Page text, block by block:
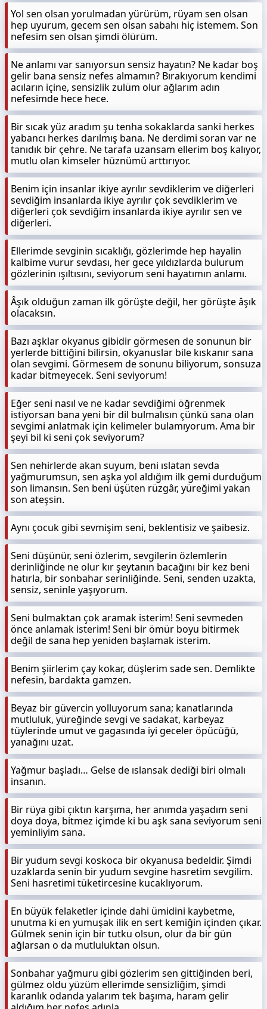
Yol sen olsan yorulmadan yürürüm, rüyam sen olsan
hep uyurum, gecem sen olsan sabahı hiç istemem. Son
nefesim sen olsan şimdi ölürüm.
Ne anlamı var sanıyorsun sensiz hayatın? Ne kadar boş
gelir bana sensiz nefes almamın? Bırakıyorum kendimi
acıların içine, sensizlik zulüm olur ağlarım adın
nefesimde hece hece.
Bir sıcak yüz aradım şu tenha sokaklarda sanki herkes
yabancı herkes darılmış bana. Ne derdimi soran var ne
tanıdık bir çehre. Ne tarafa uzansam ellerim boş kalıyor,
mutlu olan kimseler hüznümü arttırıyor.
Benim için insanlar ikiye ayrılır sevdiklerim ve diğerleri
sevdiğim insanlarda ikiye ayrılır çok sevdiklerim ve
diğerleri çok sevdiğim insanlarda ikiye ayrılır sen ve
diğerleri.
Ellerimde sevginin sıcaklığı, gözlerimde hep hayalin
kalbime vurur sevdası, her gece yıldızlarda bulurum
gözlerinin ışıltısını, seviyorum seni hayatımın anlamı.
Âşık olduğun zaman ilk görüşte değil, her görüşte âşık
olacaksın.
Bazı aşklar okyanus gibidir görmesen de sonunun bir
yerlerde bittiğini bilirsin, okyanuslar bile kıskanır sana
olan sevgimi. Görmesem de sonunu biliyorum, sonsuza
kadar bitmeyecek. Seni seviyorum!
Eğer seni nasıl ve ne kadar sevdiğimi öğrenmek
istiyorsan bana yeni bir dil bulmalısın çünkü sana olan
sevgimi anlatmak için kelimeler bulamıyorum. Ama bir
şeyi bil ki seni çok seviyorum?
Sen nehirlerde akan suyum, beni ıslatan sevda
yağmurumsun, sen aşka yol aldığım ilk gemi durduğum
son limansın. Sen beni üşüten rüzgâr, yüreğimi yakan
son ateşsin.
Aynı çocuk gibi sevmişim seni, beklentisiz ve şaibesiz.
Seni düşünür, seni özlerim, sevgilerin özlemlerin
derinliğinde ne olur kır şeytanın bacağını bir kez beni
hatırla, bir sonbahar serinliğinde. Seni, senden uzakta,
sensiz, seninle yaşıyorum.
Seni bulmaktan çok aramak isterim! Seni sevmeden
önce anlamak isterim! Seni bir ömür boyu bitirmek
değil de sana hep yeniden başlamak isterim.
Benim şiirlerim çay kokar, düşlerim sade sen. Demlikte
nefesin, bardakta gamzen.
Beyaz bir güvercin yolluyorum sana; kanatlarında
mutluluk, yüreğinde sevgi ve sadakat, karbeyaz
tüylerinde umut ve gagasında iyi geceler öpücüğü,
yanağını uzat.
Yağmur başladı… Gelse de ıslansak dediği biri olmalı
insanın.
Bir rüya gibi çıktın karşıma, her anımda yaşadım seni
doya doya, bitmez içimde ki bu aşk sana seviyorum seni
yeminliyim sana.
Bir yudum sevgi koskoca bir okyanusa bedeldir. Şimdi
uzaklarda senin bir yudum sevgine hasretim sevgilim.
Seni hasretimi tüketircesine kucaklıyorum.
En büyük felaketler içinde dahi ümidini kaybetme,
unutma ki en yumuşak ilik en sert kemiğin içinden çıkar.
Gülmek senin için bir tutku olsun, olur da bir gün
ağlarsan o da mutluluktan olsun.
Sonbahar yağmuru gibi gözlerim sen gittiğinden beri,
gülmez oldu yüzüm ellerimde sensizliğim, şimdi
karanlık odanda yalarım tek başıma, haram gelir